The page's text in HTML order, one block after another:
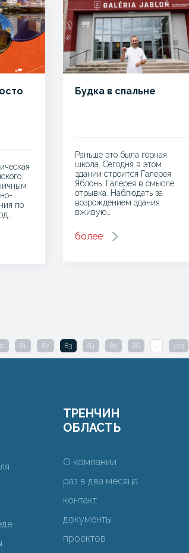
по
Будка в спальне
Раньше это была горная
школа. Сегодня в этом
здании строится Галерея
Яблонь. Галерея в смысле
отрывка. Наблюдать за
возрождением здания
вживую…
более
81 82 83 84 85 86 … 103
ТРЕНЧИН
ОБЛАСТЬ
О компании
раз в два месяца
контакт
документы
проектов